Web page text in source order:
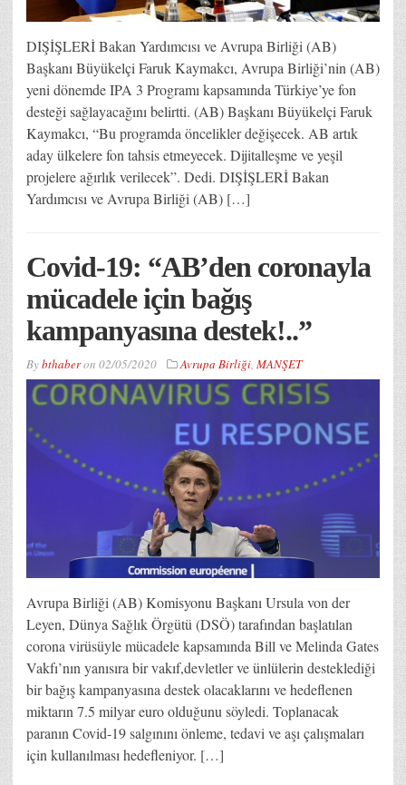
DIŞİŞLERİ Bakan Yardımcısı ve Avrupa Birliği (AB)
Başkanı Büyükelçi Faruk Kaymakcı, Avrupa Birliği’nin (AB)
yeni dönemde IPA 3 Programı kapsamında Türkiye’ye fon
desteği sağlayacağını belirtti. (AB) Başkanı Büyükelçi Faruk
Kaymakcı, “Bu programda öncelikler değişecek. AB artık
aday ülkelere fon tahsis etmeyecek. Dijitalleşme ve yeşil
projelere ağırlık verilecek”. Dedi. DIŞİŞLERİ Bakan
Yardımcısı ve Avrupa Birliği (AB) […]
Covid-19: “AB’den coronayla
mücadele için bağış
kampanyasına destek!..”
Bybthaberon 02/05/2020 Avrupa Birliği, MANŞET
Avrupa Birliği (AB) Komisyonu Başkanı Ursula von der
Leyen, Dünya Sağlık Örgütü (DSÖ) tarafından başlatılan
corona virüsüyle mücadele kapsamında Bill ve Melinda Gates
Vakfı’nın yanısıra bir vakıf,devletler ve ünlülerin desteklediği
bir bağış kampanyasına destek olacaklarını ve hedeflenen
miktarın 7.5 milyar euro olduğunu söyledi. Toplanacak
paranın Covid-19 salgınını önleme, tedavi ve aşı çalışmaları
için kullanılması hedefleniyor. […]